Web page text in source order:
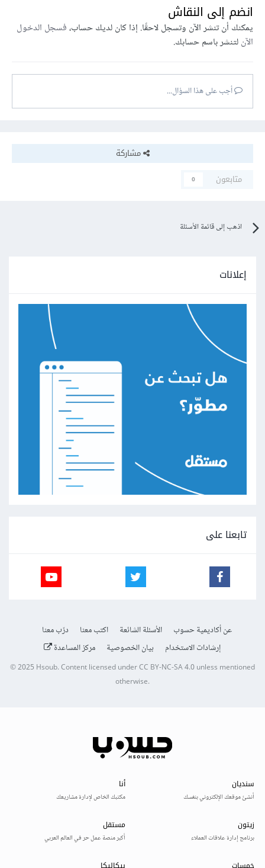
انضم إلى النقاش
يمكنك أن تنشر الآن وتسجل لاحقًا. إذا كان لديك حساب،فسجل الدخول
الآنلتنشر باسم حسابك.
أجب على هذا السؤال...
مشاركة
متابعون
0
اذهب إلى قائمة الأسئلة
إعلانات
تابعنا على
عن أكاديمية حسوب الأسئلة الشائعة اكتب معنا
درّب معنا
إرشادات الاستخدام
بيان الخصوصية مركز المساعدة
© 2025Hsoub.Content licensed underCC BY-NC-SA 4.0unless mentioned
otherwise.